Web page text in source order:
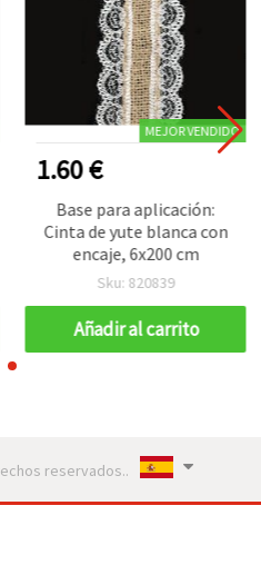
MEJOR VENDIDO
1.60 €
Base para aplicación:
Cinta de yute blanca con
encaje, 6x200 cm
Sku: 820839
Añadir al carrito
reservados..